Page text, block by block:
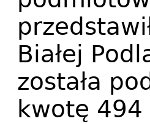
Białej
została
kwotę